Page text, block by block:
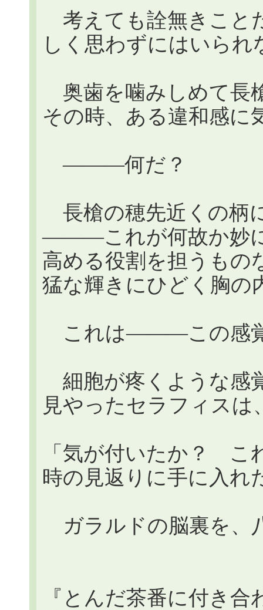
考えても詮無きこと
しく思わずにはいられ
奥歯を噛みしめて長
その時、ある違和感に
―――何だ？
長槍の穂先近くの柄
―――これが何故か妙
高める役割を担うもの
猛な輝きにひどく胸の
これは―――この感
細胞が疼くような感
見やったセラフィス
「気が付いたか？
時の見返りに手に入れ
ガラルドの脳裏を、
『とんだ茶番に付き